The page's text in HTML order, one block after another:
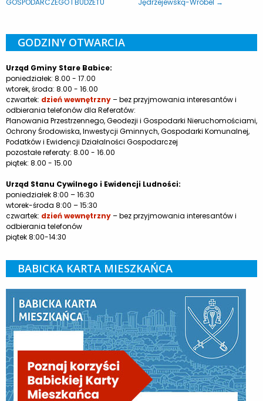
GOSPODARCZEGO I BUDŻETU
Jędrzejewską-Wróbel →
GODZINY OTWARCIA
Urząd Gminy Stare Babice:
poniedziałek: 8.00 - 17.00
wtorek, środa: 8.00 - 16.00
czwartek: dzień wewnętrzny– bez przyjmowania interesantów i
odbierania telefonów dla Referatów:
Planowania Przestrzennego, Geodezji i Gospodarki Nieruchomościami,
Ochrony Środowiska, Inwestycji Gminnych, Gospodarki Komunalnej,
Podatków i Ewidencji Działalności Gospodarczej
pozostałe referaty: 8.00 - 16.00
piątek: 8.00 - 15.00
Urząd Stanu Cywilnego i Ewidencji Ludności:
poniedziałek 8:00 – 16:30
wtorek-środa 8:00 – 15:30
czwartek: dzień wewnętrzny– bez przyjmowania interesantów i
odbierania telefonów
piątek 8:00-14:30
BABICKA KARTA MIESZKAŃCA